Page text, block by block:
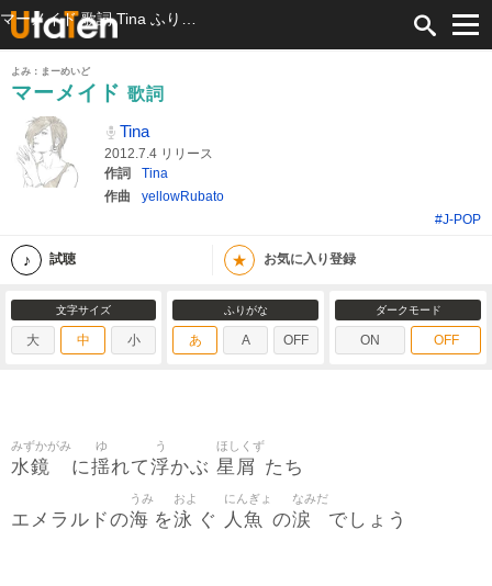
よみ：まーめいど
マーメイド 歌詞
Tina
2012.7.4 リリース
作詞
Tina
作曲
yellowRubato
#J-POP
試聴 ★ お気に入り登録
文字サイズ
大 中 小
ふりがな
あ A OFF
ダークモード
ON OFF
水鏡
みずかがみ
に揺
ゆ
れて浮
う
かぶ 星屑
ほしくず
たち
エメラルドの海
うみ
を泳
およ
ぐ 人魚
にんぎょ
の涙
なみだ
でしょう